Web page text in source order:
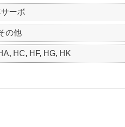
ーボ
の他
HC, HF, HG, HK